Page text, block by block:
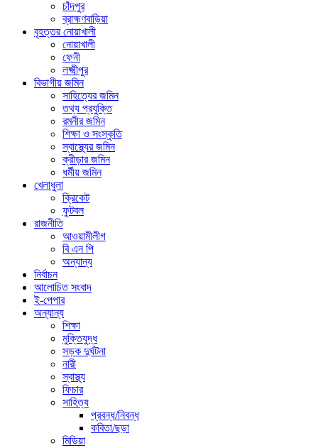
চাঁদপুর
ব্রাহ্মণবাড়িয়া
বৃহত্তর নোয়াখালী
নোয়াখালী
ফেনী
লক্ষ্মীপুর
বিভাগীয় জমিন
সাহিত্যের জমিন
তথ্য প্রযুক্তি
রমনীর জমিন
শিক্ষা ও সংস্কৃতি
স্বাস্থ্যের জমিন
ক্রীড়ার জমিন
ধর্মীয় জমিন
খেলাধুলা
ক্রিকেট
ফুটবল
রাজনীতি
আওয়ামীলীগ
বি এন পি
অন্যান্য
নির্বাচন
আলোচিত সংবাদ
ই-পেপার
অন্যান্য
শিক্ষা
মুক্তিযুদ্ধ
সড়ক দুর্ঘটনা
নারী
স্বাস্থ্য
ফিচার
সাহিত্য
প্রবন্ধ/নিবন্ধ
কবিতা/ছড়া
মিডিয়া